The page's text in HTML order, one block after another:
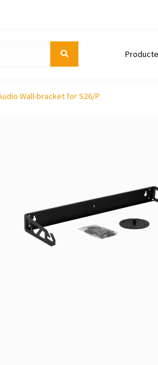
Wall-bracket for S26/P